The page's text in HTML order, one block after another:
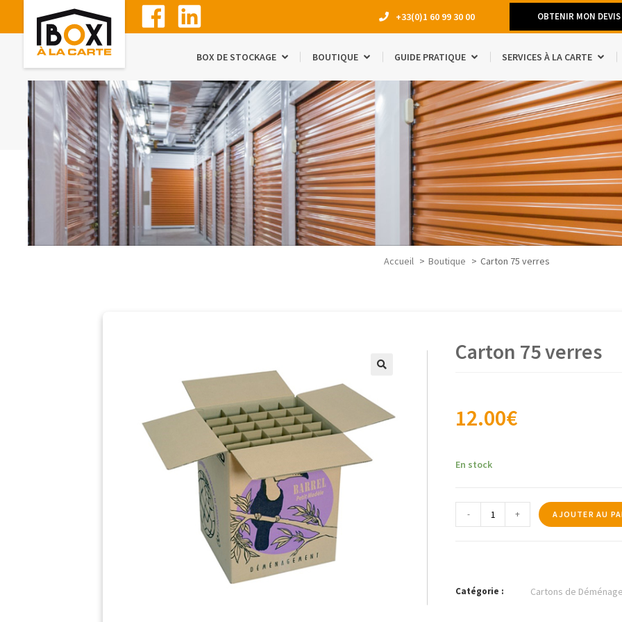
+33(0)1 60 99 30 00 OBTENIR MON
BOX DE STOCKAGE
TRAVAUX
MANQUE
ÉTUDIANTS
SÉJOUR À
BOUTIQUE GUIDE PRATIQUE SERVICES À LA CARTE
LOCATION
Accueil Boutique Carton 75 verres
Carton 75 verres
12.00€
En stock
- + AJOUTER AU
Catégorie : Cartons de